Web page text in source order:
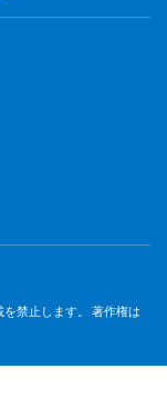
禁止します。 著作権は